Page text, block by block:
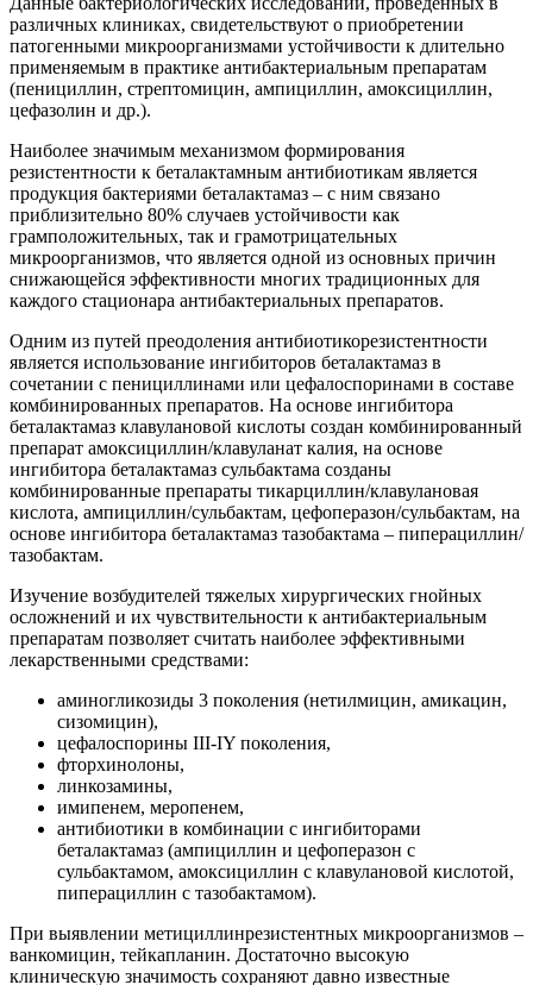
различных клиниках, свидетельствуют о приобретении
патогенными микроорганизмами устойчивости к длительно
применяемым в практике антибактериальным препаратам
(пенициллин, стрептомицин, ампициллин, амоксициллин,
цефазолин и др.).
Наиболее значимым механизмом формирования
резистентности к беталактамным антибиотикам является
продукция бактериями беталактамаз – с ним связано
приблизительно 80% случаев устойчивости как
грамположительных, так и грамотрицательных
микроорганизмов, что является одной из основных причин
снижающейся эффективности многих традиционных для
каждого стационара антибактериальных препаратов.
Одним из путей преодоления антибиотикорезистентности
является использование ингибиторов беталактамаз в
сочетании с пенициллинами или цефалоспоринами в составе
комбинированных препаратов. На основе ингибитора
беталактамаз клавулановой кислоты создан комбинированный
препарат амоксициллин/клавуланат калия, на основе
ингибитора беталактамаз сульбактама созданы
комбинированные препараты тикарциллин/клавулановая
кислота, ампициллин/сульбактам, цефоперазон/сульбактам, на
основе ингибитора беталактамаз тазобактама – пиперациллин/
тазобактам.
Изучение возбудителей тяжелых хирургических гнойных
осложнений и их чувствительности к антибактериальным
препаратам позволяет считать наиболее эффективными
лекарственными средствами:
аминогликозиды 3 поколения (нетилмицин, амикацин,
сизомицин),
цефалоспорины III-IY поколения,
фторхинолоны,
линкозамины,
имипенем, меропенем,
антибиотики в комбинации с ингибиторами
беталактамаз (ампициллин и цефоперазон с
сульбактамом, амоксициллин с клавулановой кислотой,
пиперациллин с тазобактамом).
При выявлении метициллинрезистентных микроорганизмов –
ванкомицин, тейкапланин. Достаточно высокую
клиническую значимость сохраняют давно известные